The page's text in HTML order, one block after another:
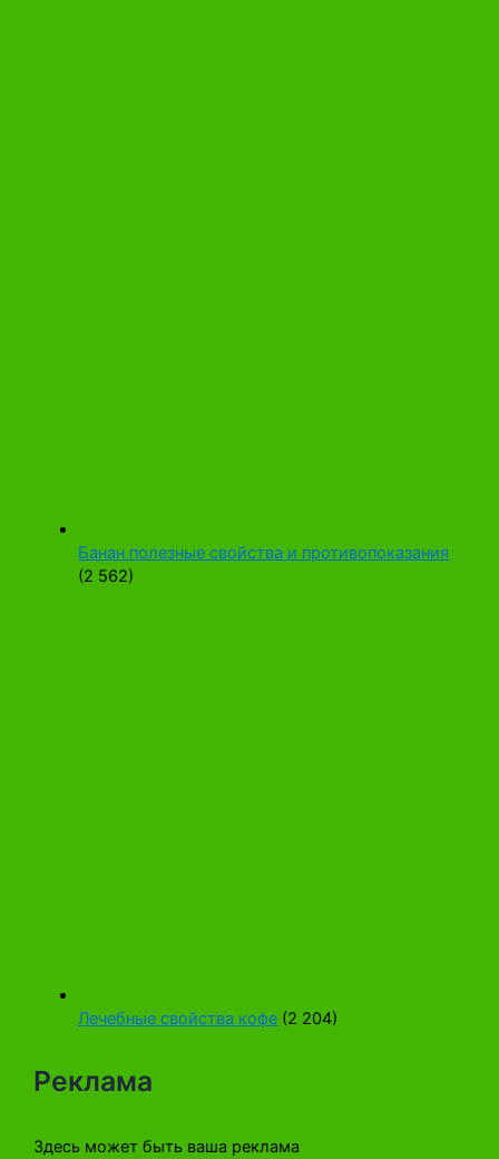
Банан полезные свойства и противопоказания
(2 562)
Лечебные свойства кофе (2 204)
Реклама
Здесь может быть ваша реклама